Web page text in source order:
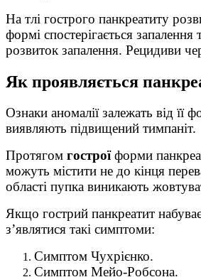
На тлі гострого панкреатиту
формі спостерігається
розвиток запалення. Рецидиви
Як проявляється
Ознаки аномалії залежать від її
виявляють підвищений тимпаніт.
Протягом гостроїформи
можуть містити не до кінця
області пупка виникають
Якщо гострий панкреатит
з’являтися такі симптоми:
Симптом Чухрієнко.
Симптом Мейо-Робсона.